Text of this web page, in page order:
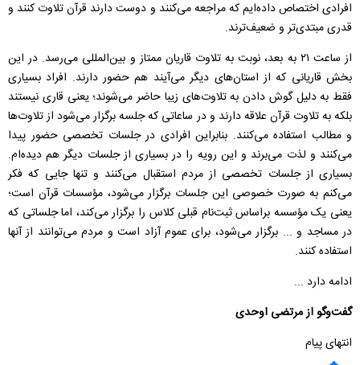
افرادی اختصاص داده‌ایم که مراجعه می‌کنند و دوست دارند قرآن تلاوت کنند و
قدری مبتدی‌تر و ضعیف‌ترند.
از ساعت ۲۱ به بعد، نوبت به تلاوت قاریان ممتاز و بین‌المللی می‌رسد. در این
بخش قاریانی که از استان‌های دیگر می‌آیند هم حضور دارند. افراد بسیاری
فقط به دلیل گوش دادن به تلاوت‌های زیبا حاضر می‌شوند؛ یعنی قاری نیستند
بلکه به تلاوت قرآن علاقه دارند و در ساعاتی که جلسه برگزار می‌شود از تلاوت‌ها
و مطالب استفاده می‌کنند. بنابراین افرادی در جلسات تخصصی حضور پیدا
می‌کنند و لذت می‌برند و این رویه را در بسیاری از جلسات دیگر هم دیده‌ام.
بسیاری از جلسات تخصصی از مردم استقبال می‌کنند و تنها جایی که فکر
می‌کنم به صورت خصوصی این جلسات برگزار می‌شود، مؤسسات قرآن است؛
یعنی یک مؤسسه براساس ثبت‌نام قبلی کلاس را برگزار می‌کند، اما جلساتی که
در مساجد و ... برگزار می‌شود، برای عموم آزاد است و مردم می‌توانند از آنها
استفاده کنند.
ادامه دارد ...
گفت‌وگو از مرتضی اوحدی
انتهای پیام